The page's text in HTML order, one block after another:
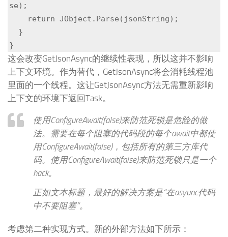
se);
}
这会改变GetJsonAsync的继续性表现，所以这并不影响
上下文环境。作为替代，GetJsonAsync将会消耗线程池
里面的一个线程。这让GetJsonAsync方法无需重新影响
上下文的环境下返回Task。
使用ConfigureAwait(false)来防范死锁是危险的做
法。需要在每个阻塞的代码段的每个await中都使
用ConfigureAwait(false)，包括所有的第三方库代
码。使用ConfigureAwait(false)来防范死锁只是一个
hack。
正如文本标题，最好的解决方案是“在asyunc代码
中不要阻塞”。
考虑第二种实现方式。新的外部方法如下所示：